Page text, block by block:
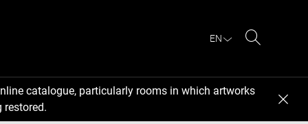
EN
catalogue, particularly rooms in which artworks
restored.